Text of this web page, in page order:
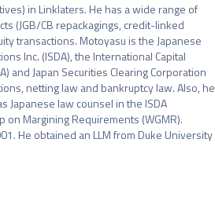
in Linklaters. He has a wide range of
(JGB/CB repackagings, credit-linked
transactions. Motoyasu is the Japanese
Inc. (ISDA), the International Capital
and Japan Securities Clearing Corporation
netting law and bankruptcy law. Also, he
Japanese law counsel in the ISDA
on Margining Requirements (WGMR).
He obtained an LLM from Duke University